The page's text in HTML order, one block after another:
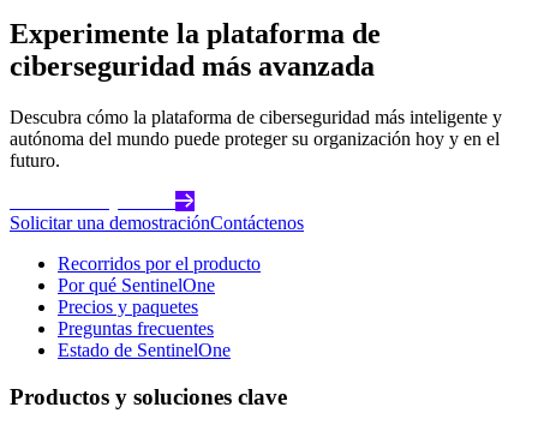
Experimente la plataforma de
ciberseguridad más avanzada
Descubra cómo la plataforma de ciberseguridad más inteligente y
autónoma del mundo puede proteger su organización hoy y en el
futuro.
Solicitar una demostraciónContáctenos
Recorridos por el producto
Por qué SentinelOne
Precios y paquetes
Preguntas frecuentes
Estado de SentinelOne
Productos y soluciones clave